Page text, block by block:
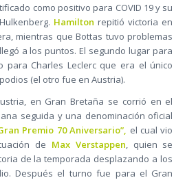
como positivo para COVID 19 y su
Hamilton repitió victoria en
mientras que Bottas tuvo problemas
a los puntos. El segundo lugar para
para Charles Leclerc que era el único
(el otro fue en Austria).
en Gran Bretaña se corrió en el
seguida y una denominación oficial
Premio 70 Aniversario”, el cual vio
de Max Verstappen , quien se
de la temporada desplazando a los
Después el turno fue para el Gran